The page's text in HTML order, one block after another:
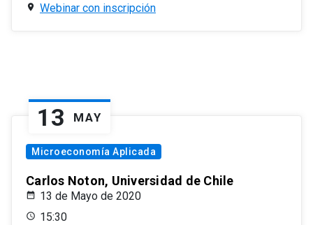
Webinar con inscripción
13 MAY
Microeconomía Aplicada
Carlos Noton, Universidad de Chile
13 de Mayo de 2020
15:30